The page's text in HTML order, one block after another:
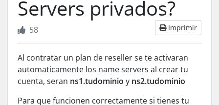
Servers privados?
Imprimir
58
Al contratar un plan de reseller se te activaran
automaticamente los name servers al crear tu
cuenta, seran ns1.tudominio y ns2.tudominio
Para que funcionen correctamente si tienes tu